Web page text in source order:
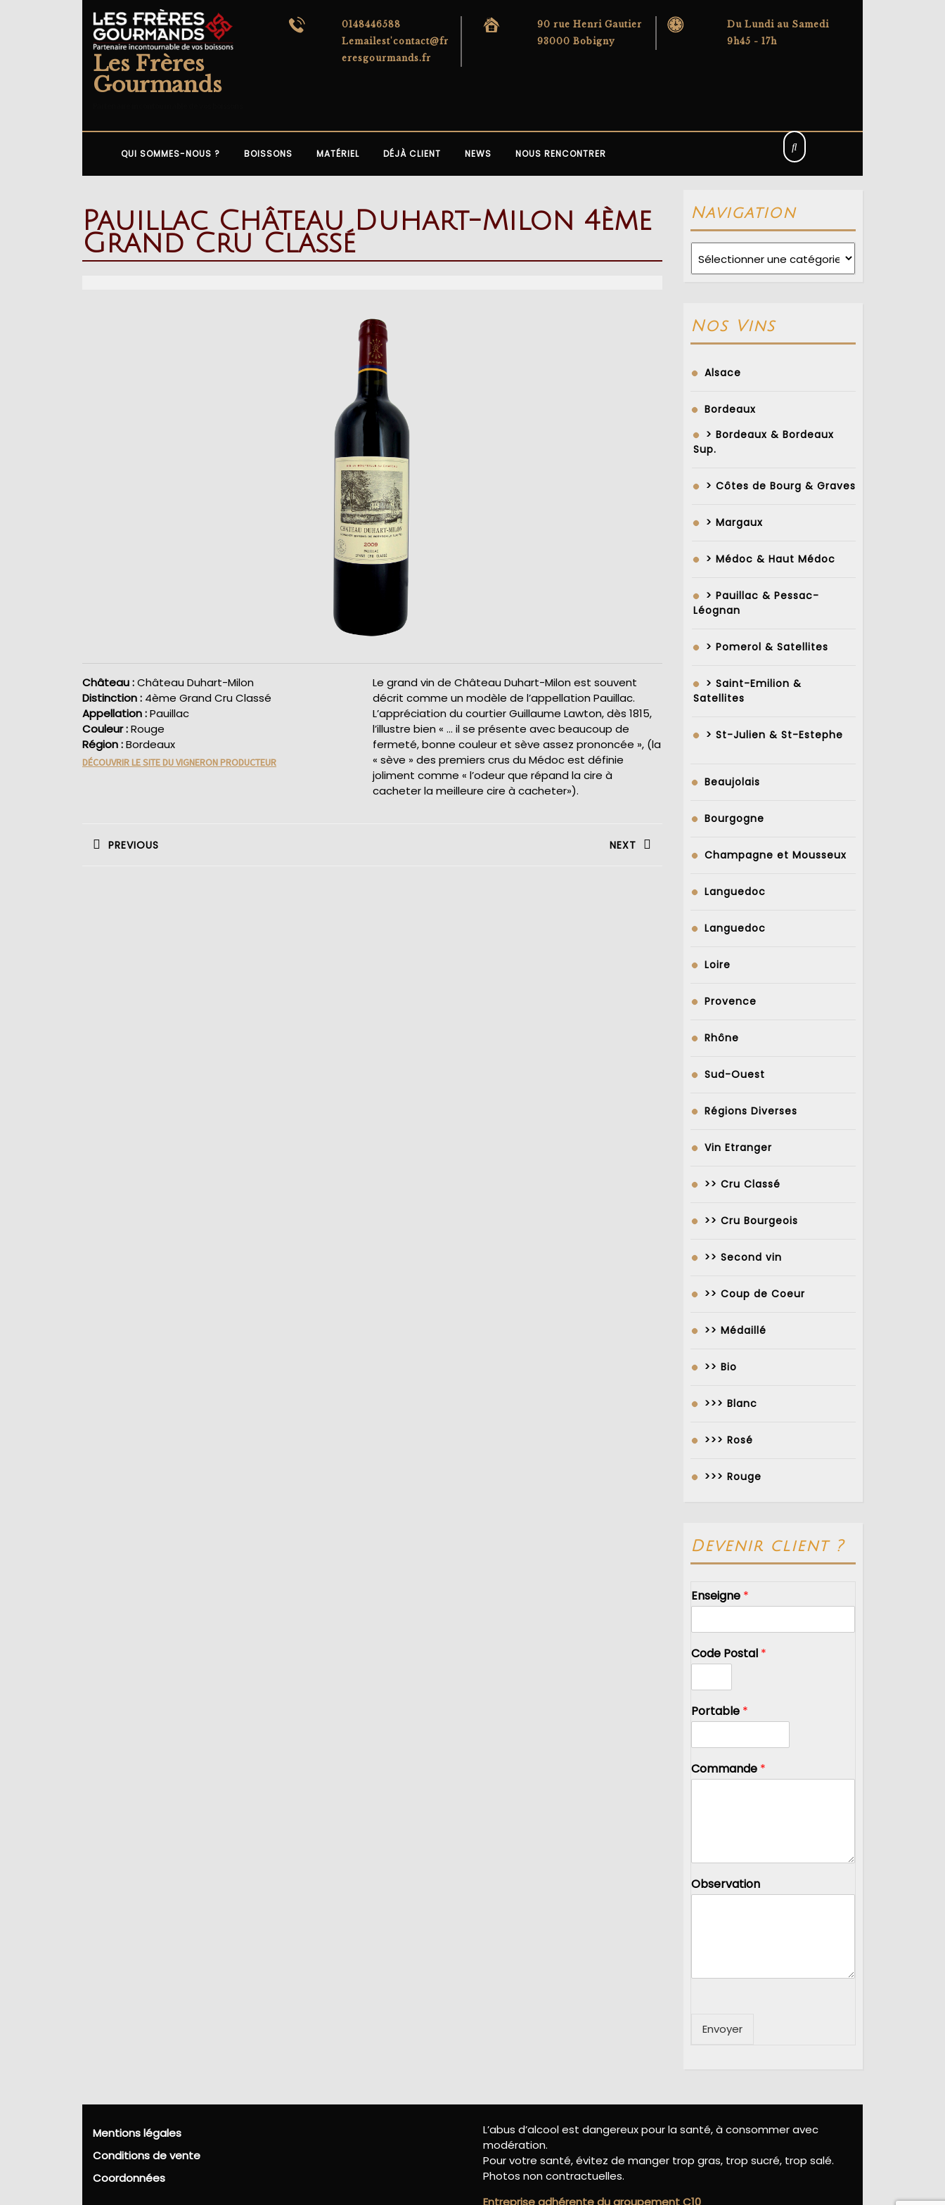
to
content
Les Frères
Gourmands
0148446588
Lemailest'contact@fr
eresgourmands.fr
90 rue Henri Gautier
93000 Bobigny
Du Lundi au Samedi
9h45 - 17h
QUI SOMMES-NOUS ? BOISSONS MATÉRIEL DÉJÀ CLIENT NEWS NOUS RENCONTRER
Pauillac Château Duhart-Milon 4ème
Grand Cru Classé
Le grand vin de Château Duhart-Milon est souvent
décrit comme un modèle de l’appellation Pauillac.
L’appréciation du courtier Guillaume Lawton, dès 1815,
l’illustre bien « … il se présente avec beaucoup de
fermeté, bonne couleur et sève assez prononcée », (la
« sève » des premiers crus du Médoc est définie
joliment comme « l’odeur que répand la cire à
cacheter la meilleure cire à cacheter»).
Château :Château Duhart-Milon
Distinction : 4ème Grand Cru Classé
Appellation :Pauillac
Couleur :Rouge
Région :Bordeaux
DÉCOUVRIR LE SITE DU VIGNERON PRODUCTEUR
dePREVIOUS NEXT
Navigation
Nos Vins
Alsace
Bordeaux
> Bordeaux & Bordeaux
Sup.
> Côtes de Bourg & Graves
> Margaux
> Médoc & Haut Médoc
> Pauillac & Pessac-
Léognan
> Pomerol & Satellites
> Saint-Emilion &
Satellites
> St-Julien & St-Estephe
Beaujolais
Bourgogne
Champagne et Mousseux
Languedoc
Languedoc
Loire
Provence
Rhône
Sud-Ouest
Régions Diverses
Vin Etranger
>> Cru Classé
>> Cru Bourgeois
>> Second vin
>> Coup de Coeur
>> Médaillé
>> Bio
>>> Blanc
>>> Rosé
>>> Rouge
Devenir client ?
Enseigne *
Code Postal *
Portable *
Commande *
Observation
Envoyer
Mentions légales
Conditions de vente
Coordonnées
L’abus d’alcool est dangereux pour la santé, à consommer avec
modération.
Pour votre santé, évitez de manger trop gras, trop sucré, trop salé.
Photos non contractuelles.
Entreprise adhérente du groupement C10